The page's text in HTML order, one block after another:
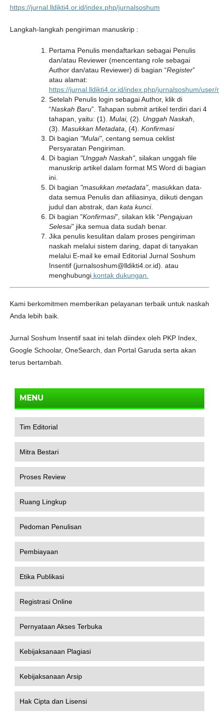
https://jurnal.lldikti4.or.id/index.php/jurnalsoshum
Langkah-langkah pengiriman manuskrip :
Pertama Penulis mendaftarkan sebagai Penulis
dan/atau Reviewer (mencentang role sebagai
Author dan/atau Reviewer) di bagian “Register”
atau alamat:
https://jurnal.lldikti4.or.id/index.php/jurnalsoshum/user/
Setelah Penulis login sebagai Author, klik di
“Naskah Baru”. Tahapan submit artikel terdiri dari 4
tahapan, yaitu: (1). Mulai, (2). Unggah Naskah,
(3). Masukkan Metadata, (4). Konfirmasi
Di bagian "Mulai", centang semua ceklist
Persyaratan Pengiriman.
Di bagian "Unggah Naskah", silakan unggah file
manuskrip artikel dalam format MS Word di bagian
ini.
Di bagian "masukkan metadata", masukkan data-
data semua Penulis dan afiliasinya, diikuti dengan
judul dan abstrak, dan kata kunci.
Di bagian "Konfirmasi", silakan klik “Pengajuan
Selesai” jika semua data sudah benar.
Jika penulis kesulitan dalam proses pengiriman
naskah melalui sistem daring, dapat di tanyakan
melalui E-mail ke email Editorial Jurnal Soshum
Insentif (jurnalsoshum@lldikti4.or.id). atau
menghubungi kontak dukungan.
Kami berkomitmen memberikan pelayanan terbaik untuk naskah
Anda lebih baik.
Jurnal Soshum Insentif saat ini telah diindex oleh PKP Index,
Google Schoolar, OneSearch, dan Portal Garuda serta akan
terus bertambah.
MENU
Tim Editorial
Mitra Bestari
Proses Review
Ruang Lingkup
Pedoman Penulisan
Pembiayaan
Etika Publikasi
Registrasi Online
Pernyataan Akses Terbuka
Kebijaksanaan Plagiasi
Kebijaksanaan Arsip
Hak Cipta dan Lisensi